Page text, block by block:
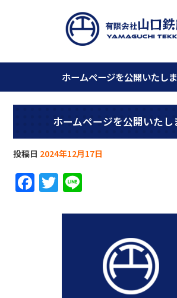
ホームページを公開いたしま
ホームページを公開いたし
投稿日 2024年12月17日
F
a
T
w
it e